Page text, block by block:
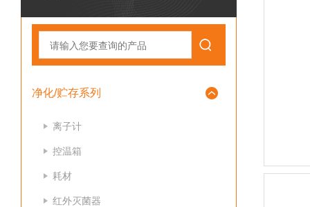
净化/贮存系列
离子计
控温箱
耗材
红外灭菌器